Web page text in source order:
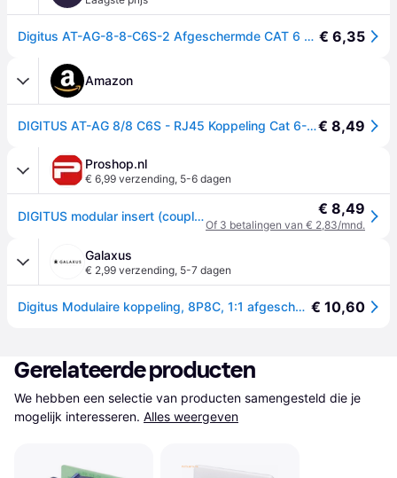
Digitus AT-AG-8-8-C6S-2 Afgeschermde CAT 6 Modulaire AT-AG-8-8-C6S-2 € 6,35
Amazon
DIGITUS AT-AG 8/8 C6S - RJ45 Koppeling Cat 6-2 stuks - Lan Kabel Verlenging - Cat6 Netwerkkabel Connector - PoE Compatibel - Modulaire Koppeling - Voor Switch, DSL, Modem, Router, PC - Zilver€ 8,49
Proshop.nl
€ 6,99 verzending, 5-6 dagen
DIGITUS modular insert (coupling) € 8,49
Of 3 betalingen van € 2,83/mnd.
Galaxus
€ 2,99 verzending, 5-7 dagen
Digitus Modulaire koppeling, 8P8C, 1:1 afgeschermd CAT6, metalen behuizing, 2 stuks. (Netwerkkoppeling), Netwerk accessoires € 10,60
Gerelateerde producten
We hebben een selectie van producten samengesteld die je
mogelijk interesseren. Alles weergeven